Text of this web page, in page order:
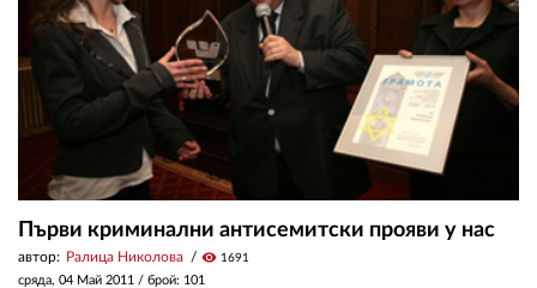
Първи криминални антисемитски прояви у нас
автор: Ралица Николова visibility 1691
сряда, 04 Май 2011 / брой: 101